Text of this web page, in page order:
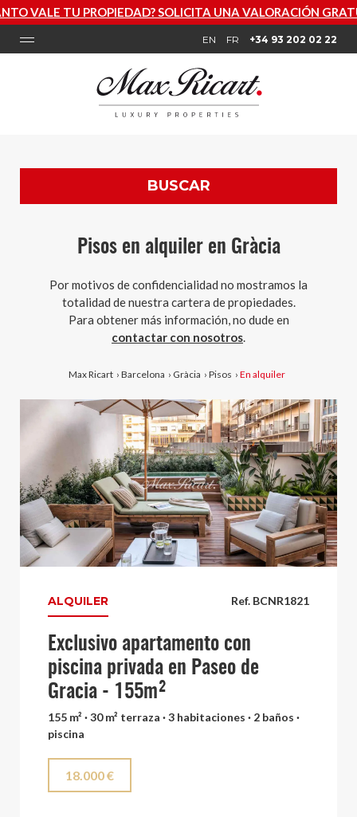
TU PROPIEDAD? SOLICITA UNA VALORACIÓN GRATUITA
EN FR +34 93 202 02 22
BUSCAR
Pisos en alquiler en Gràcia
Por motivos de confidencialidad no mostramos la
totalidad de nuestra cartera de propiedades.
Para obtener más información, no dude en
contactar con nosotros.
Max Ricart › Barcelona › Gràcia › Pisos › En alquiler
Ref. BCNR1821
ALQUILER
Exclusivo apartamento con
piscina privada en Paseo de
Gracia - 155m²
155 m² · 30 m² terraza · 3 habitaciones · 2 baños ·
piscina
18.000 €